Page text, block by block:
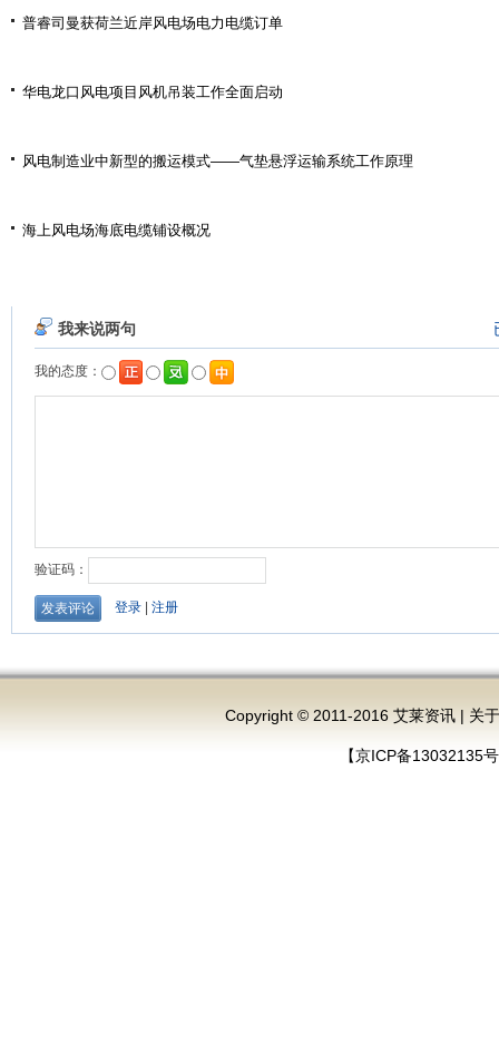
普睿司曼获荷兰近岸风电场电力电缆订单
华电龙口风电项目风机吊装工作全面启动
风电制造业中新型的搬运模式——气垫悬浮运输系统工作原理
海上风电场海底电缆铺设概况
Copyright © 2011-2016 艾莱资讯 | 关
【京ICP备13032135